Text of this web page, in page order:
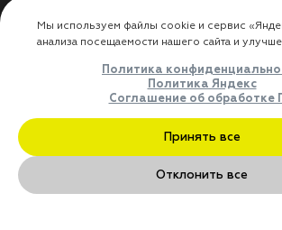
Использование
использования личных
Оферта
Доставка
Где купить
ДЛЯ ПАРТНЁРОВ
Преимущества